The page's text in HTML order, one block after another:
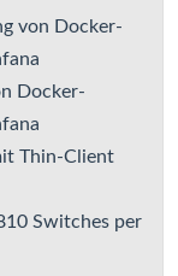
von Docker-
Docker-
Thin-Client
Switches per